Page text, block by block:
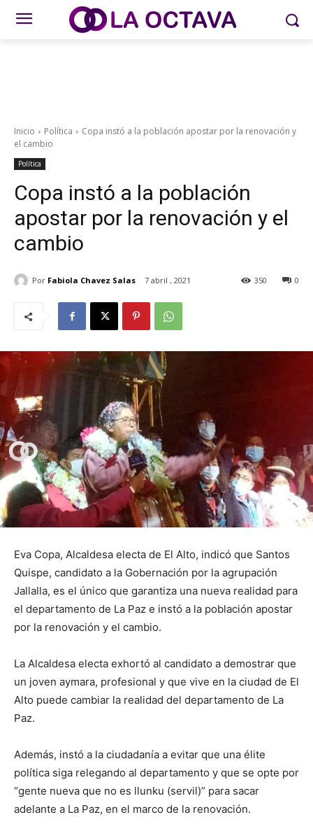
Inicio Política
Copa instó a la población apostar por la renovación y
el cambio
Política
Copa instó a la población
apostar por la renovación y el
cambio
Por Fabiola Chavez Salas 7 abril , 2021 0
350
Eva Copa, Alcaldesa electa de El Alto, indicó que Santos
Quispe, candidato a la Gobernación por la agrupación
Jallalla, es el único que garantiza una nueva realidad para
el departamento de La Paz e instó a la población apostar
por la renovación y el cambio.
La Alcaldesa electa exhortó al candidato a demostrar que
un joven aymara, profesional y que vive en la ciudad de El
Alto puede cambiar la realidad del departamento de La
Paz.
Además, instó a la ciudadanía a evitar que una élite
política siga relegando al departamento y que se opte por
“gente nueva que no es llunku (servil)” para sacar
adelante a La Paz, en el marco de la renovación.